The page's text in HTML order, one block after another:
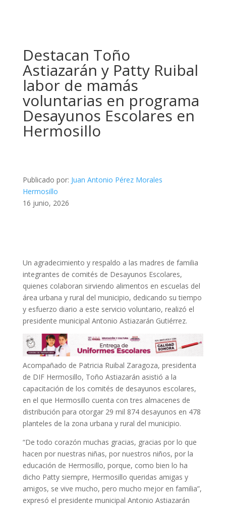
Destacan Toño
Astiazarán y Patty Ruibal
labor de mamás
voluntarias en programa
Desayunos Escolares en
Hermosillo
Publicado por: Juan Antonio Pérez Morales
Hermosillo
16 junio, 2026
Un agradecimiento y respaldo a las madres de familia
integrantes de comités de Desayunos Escolares,
quienes colaboran sirviendo alimentos en escuelas del
área urbana y rural del municipio, dedicando su tiempo
y esfuerzo diario a este servicio voluntario, realizó el
presidente municipal Antonio Astiazarán Gutiérrez.
Acompañado de Patricia Ruibal Zaragoza, presidenta
de DIF Hermosillo, Toño Astiazarán asistió a la
capacitación de los comités de desayunos escolares,
en el que Hermosillo cuenta con tres almacenes de
distribución para otorgar 29 mil 874 desayunos en 478
planteles de la zona urbana y rural del municipio.
“De todo corazón muchas gracias, gracias por lo que
hacen por nuestras niñas, por nuestros niños, por la
educación de Hermosillo, porque, como bien lo ha
dicho Patty siempre, Hermosillo queridas amigas y
amigos, se vive mucho, pero mucho mejor en familia”,
expresó el presidente municipal Antonio Astiazarán